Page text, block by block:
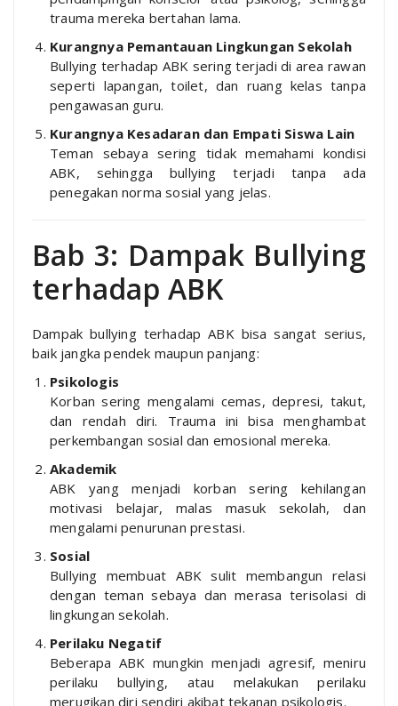
trauma mereka bertahan lama.
Kurangnya Pemantauan Lingkungan Sekolah
Bullying terhadap ABK sering terjadi di area rawan
seperti lapangan, toilet, dan ruang kelas tanpa
pengawasan guru.
Kurangnya Kesadaran dan Empati Siswa Lain
Teman sebaya sering tidak memahami kondisi
ABK, sehingga bullying terjadi tanpa ada
penegakan norma sosial yang jelas.
Bab 3: Dampak Bullying
terhadap ABK
Dampak bullying terhadap ABK bisa sangat serius,
baik jangka pendek maupun panjang:
Psikologis
Korban sering mengalami cemas, depresi, takut,
dan rendah diri. Trauma ini bisa menghambat
perkembangan sosial dan emosional mereka.
Akademik
ABK yang menjadi korban sering kehilangan
motivasi belajar, malas masuk sekolah, dan
mengalami penurunan prestasi.
Sosial
Bullying membuat ABK sulit membangun relasi
dengan teman sebaya dan merasa terisolasi di
lingkungan sekolah.
Perilaku Negatif
Beberapa ABK mungkin menjadi agresif, meniru
perilaku bullying, atau melakukan perilaku
merugikan diri sendiri akibat tekanan psikologis.